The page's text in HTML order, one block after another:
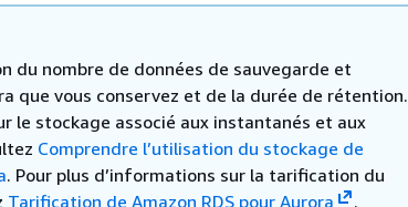
du nombre de données de sauvegarde et
que vous conservez et de la durée de rétention.
le stockage associé aux instantanés et aux
Comprendre l’utilisation du stockage de
. Pour plus d’informations sur la tarification du
Tarification de Amazon RDS pour Aurora .